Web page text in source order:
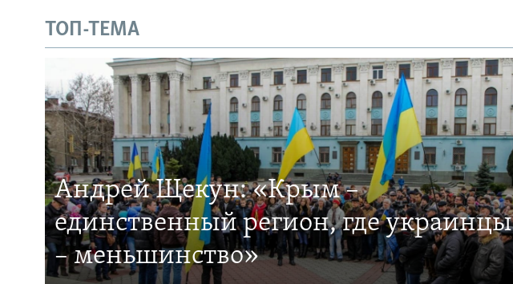
ТОП-ТЕМА
Андрей Щекун: «Крым –
единственный регион, где украинцы
– меньшинство»